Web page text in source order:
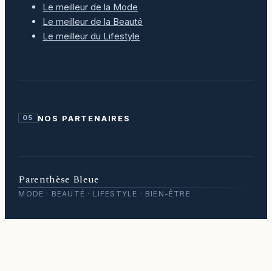
Le meilleur de la Mode
Le meilleur de la Beauté
Le meilleur du Lifestyle
05 NOS PARTENAIRES
Parenthèse Bleue
MODE · BEAUTÉ · LIFESTYLE · BIEN-ÊTRE